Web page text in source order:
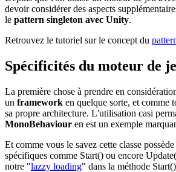
devoir considérer des aspects
le pattern singleton avec Unity.
Retrouvez le tutoriel sur le concept du
Spécificités du moteur de
La première chose à prendre en
un framework en quelque sorte, et
sa propre architecture. L'utilisation casi
MonoBehaviour en est un exemple
Et comme vous le savez cette classe
spécifiques comme Start() ou encore
notre "lazzy loading" dans la méthode